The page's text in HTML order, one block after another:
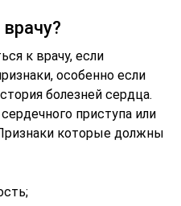
к врачу, если
особенно если
болезней сердца.
приступа или
которые должны